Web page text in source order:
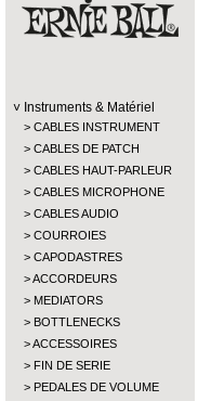
Instruments & Matériel
CABLES INSTRUMENT
CABLES DE PATCH
CABLES HAUT-PARLEUR
CABLES MICROPHONE
CABLES AUDIO
COURROIES
CAPODASTRES
ACCORDEURS
MEDIATORS
BOTTLENECKS
ACCESSOIRES
FIN DE SERIE
PEDALES DE VOLUME